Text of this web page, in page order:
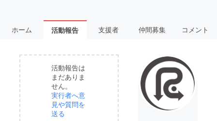
ホーム 活動報告 支援者 仲間募集 コメント
活動報告は
まだありま
せん。
実行者へ意
見や質問を
送る